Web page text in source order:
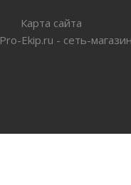
Карта сайта
Pro-Ekip.ru - сеть-